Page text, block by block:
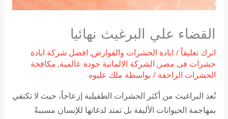
القضاء علي البرغيث نهائيا
اترك تعليقاً / ابادة الحشرات والقوارض, افضل شركة ابادة
حشرات فى مصر , الشركة الالمانية جودة عالمية, مكافحة
الحشرات الزاحفة / بواسطة ملك عليوه
تُعد البراغيث من أكثر الحشرات الطفيلية إزعاجاً، حيث لا تكتفي
بمهاجمة الحيوانات الأليفة بل تمتد لدغاتها للإنسان مسببةً